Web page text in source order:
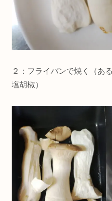
２：フライパンで焼く（あ
塩胡椒）